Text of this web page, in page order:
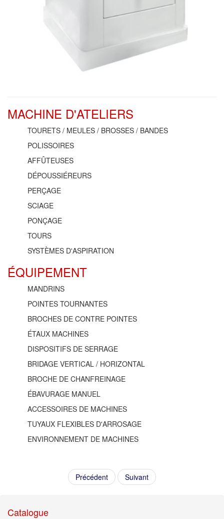
MACHINE D'ATELIERS
TOURETS / MEULES / BROSSES / BANDES
POLISSOIRES
AFFÛTEUSES
DÉPOUSSIÉREURS
PERÇAGE
SCIAGE
PONÇAGE
TOURS
SYSTÈMES D'ASPIRATION
ÉQUIPEMENT
MANDRINS
POINTES TOURNANTES
BROCHES DE CONTRE POINTES
ÉTAUX MACHINES
DISPOSITIFS DE SERRAGE
BRIDAGE VERTICAL / HORIZONTAL
BROCHE DE CHANFREINAGE
ÉBAVURAGE MANUEL
ACCESSOIRES DE MACHINES
TUYAUX FLEXIBLES D'ARROSAGE
ENVIRONNEMENT DE MACHINES
Précédent Suivant
Catalogue